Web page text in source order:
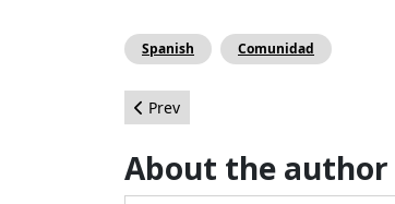
Spanish Comunidad
Previous article: Part 1 - Review 9
Prev
About the author